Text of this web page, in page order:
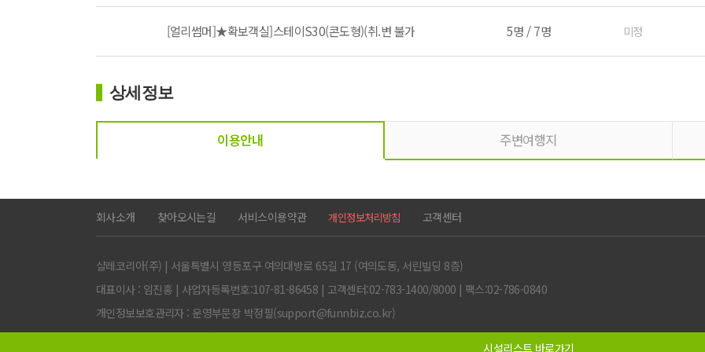
[얼리썸머]★확보객실]스테이S30(콘도형)(취.변 불가 5명 / 7명 미정
상세정보
이용안내 주변여행지
시설리스트 바로가기
회사소개 찾아오시는길 서비스이용약관 개인정보처리방침 고객센터
샬레코리아(주) | 서울특별시 영등포구 여의대방로 65길 17 (여의도동, 서린빌딩 8층)
대표이사 : 임진홍 | 사업자등록번호:107-81-86458 | 고객센터:02-783-1400/8000 | 팩스:02-786-0840
개인정보보호관리자 : 운영부문장 박정필(support@funnbiz.co.kr)
Copyright ⓒ 샬레코리아(주) All rights Reserved.